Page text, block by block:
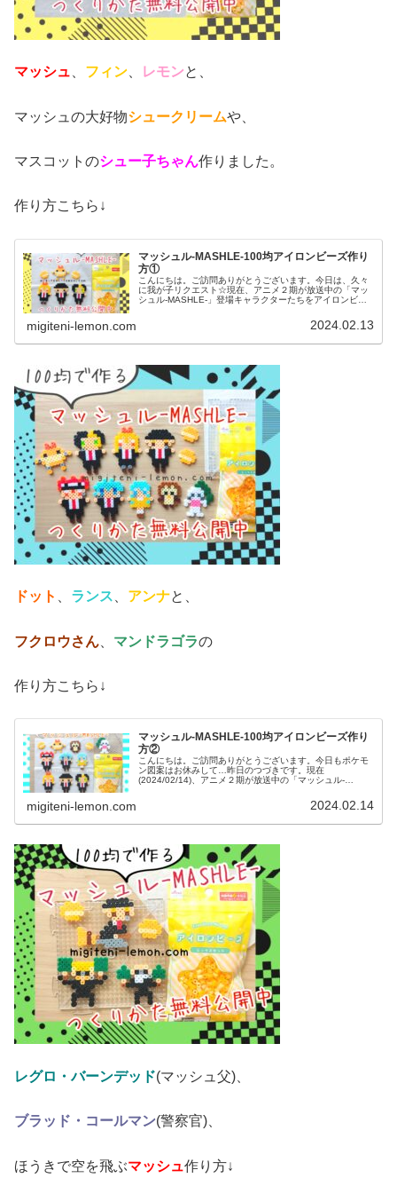
マッシュ フィン レモンと、
マッシュの大好物シュークリームや、
マスコットのシュー子ちゃん作りました。
作り方こちら↓
マッシュル-MASHLE-100均アイロンビーズ作り
方①
こんにちは。ご訪問ありがとうございます。今日は、久々
に我が子リクエスト☆現在、アニメ２期が放送中の「マッ
シュル-MASHLE-」登場キャラクターたちをアイロンビー
migiteni-lemon.com 2024.02.13
ドット ランス アンナと、
フクロウさん マンドラゴラの
作り方こちら↓
マッシュル-MASHLE-100均アイロンビーズ作り
方②
こんにちは。ご訪問ありがとうございます。今日もポケモ
ン図案はお休みして…昨日のつづきです。現在
(2024/02/14)、アニメ２期が放送中の「マッシュル-
migiteni-lemon.com 2024.02.14
レグロ・バーンデッド(マッシュ父)、
ブラッド・コールマン(警察官)、
ほうきで空を飛ぶマッシュ作り方↓